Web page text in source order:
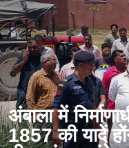
अंबाला में
1857 की यादें